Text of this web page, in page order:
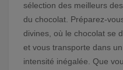
sélection des meilleurs
du chocolat. Préparez-
divines, où le chocolat se
et vous transporte dans
intensité inégalée. Que